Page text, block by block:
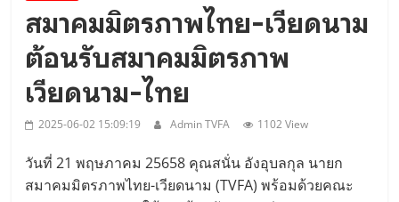
สมาคมมิตรภาพไทย-เวียดนาม
ต้อนรับสมาคมมิตรภาพ
เวียดนาม-ไทย
2025-06-02 15:09:19 Admin TVFA 1102 View
วันที่ 21 พฤษภาคม 25658 คุณสนั่น อังอุบลกุล นายก
สมาคมมิตรภาพไทย-เวียดนาม (TVFA) พร้อมด้วยคณะ